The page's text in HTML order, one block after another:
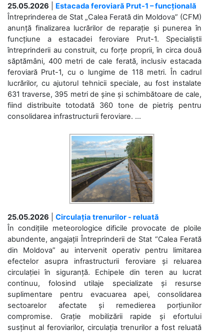
25.05.2026
Estacada feroviară Prut-1 – funcțională
Întreprinderea de Stat „Calea Ferată din Moldova” (CFM)
anunță finalizarea lucrărilor de reparație și punerea în
funcțiune a estacadei feroviare Prut-1. Specialiștii
întreprinderii au construit, cu forțe proprii, în circa două
săptămâni, 400 metri de cale ferată, inclusiv estacada
feroviară Prut-1, cu o lungime de 118 metri. În cadrul
lucrărilor, cu ajutorul tehnicii speciale, au fost instalate
631 traverse, 395 metri de șine și schimbătoare de cale,
fiind distribuite totodată 360 tone de pietriș pentru
consolidarea infrastructurii feroviare. ...
25.05.2026
Circulația trenurilor - reluată
În condițiile meteorologice dificile provocate de ploile
abundente, angajații Întreprinderii de Stat “Calea Ferată
din Moldova” au intervenit operativ pentru limitarea
efectelor asupra infrastructurii feroviare și reluarea
circulației în siguranță. Echipele din teren au lucrat
continuu, folosind utilaje specializate și resurse
suplimentare pentru evacuarea apei, consolidarea
sectoarelor afectate și remedierea porțiunilor
compromise. Grație mobilizării rapide și efortului
susținut al feroviarilor, circulația trenurilor a fost reluată